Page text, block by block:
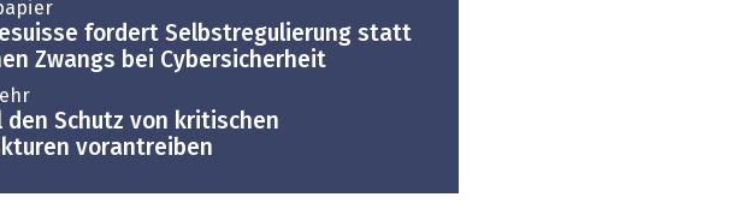
fordert Selbstregulierung statt
Zwangs bei Cybersicherheit
den Schutz von kritischen
vorantreiben